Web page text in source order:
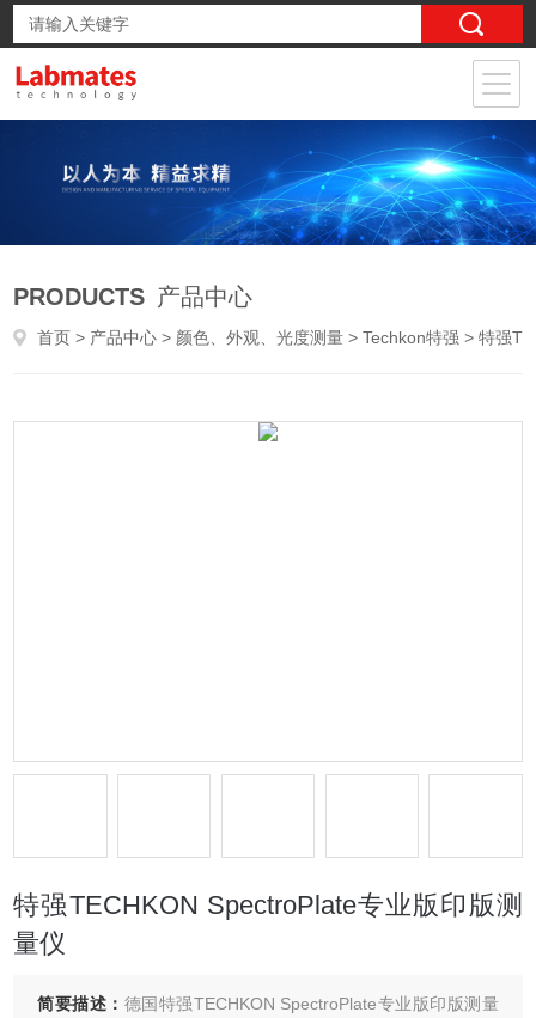
PRODUCTS 产品中心
首页 > 产品中心 > 颜色、外观、光度测量 >Techkon特强 > 特强TECHKON SpectroPlate专业版印版测量仪
特强TECHKON SpectroPlate专业版印版测
量仪
简要描述： 德国特强TECHKON SpectroPlate专业版印版测量